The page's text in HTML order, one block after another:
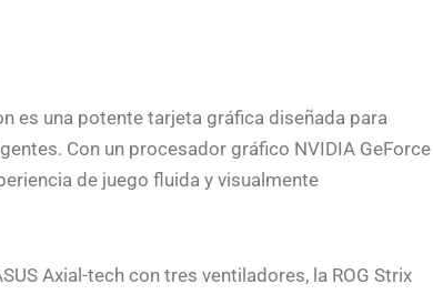
es una potente tarjeta gráfica diseñada para
Con un procesador gráfico NVIDIA GeForce
de juego fluida y visualmente
Axial-tech con tres ventiladores, la ROG Strix